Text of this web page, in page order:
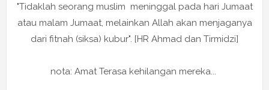
"Tidaklah seorang muslim meninggal pada hari Jumaat
atau malam Jumaat, melainkan Allah akan menjaganya
dari fitnah (siksa) kubur". [HR Ahmad dan Tirmidzi]
nota: Amat Terasa kehilangan mereka...